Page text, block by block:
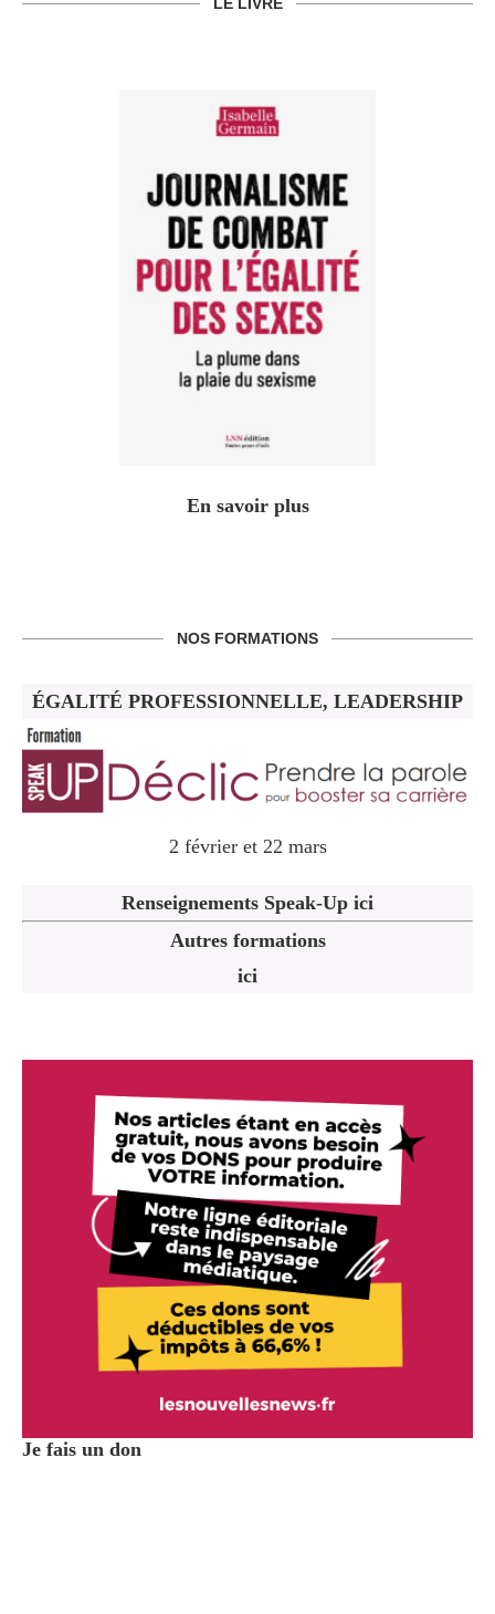
En savoir plus
NOS FORMATIONS
ÉGALITÉ PROFESSIONNELLE, LEADERSHIP
2 février et 22 mars
Renseignements Speak-Up ici
Autres formations
ici
Je fais un don